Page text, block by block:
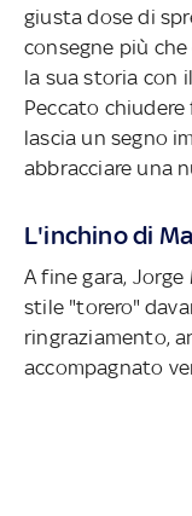
giusta dose di
consegne più
la sua storia con
Peccato
lascia un segno
abbracciare una
L'inchino di
A fine gara,
stile "torero"
ringraziamento,
accompagnato